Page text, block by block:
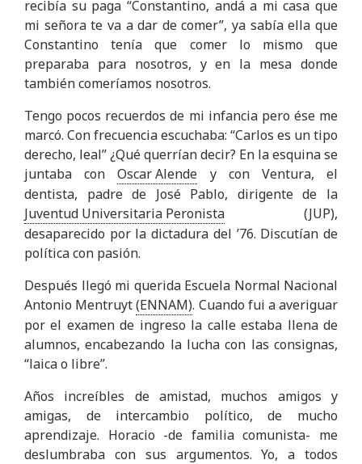
recibía su paga “Constantino, andá a mi casa que
mi señora te va a dar de comer”, ya sabía ella que
Constantino tenía que comer lo mismo que
preparaba para nosotros, y en la mesa donde
también comeríamos nosotros.
Tengo pocos recuerdos de mi infancia pero ése me
marcó. Con frecuencia escuchaba: “Carlos es un tipo
derecho, leal” ¿Qué querrían decir? En la esquina se
juntaba conOscar Alende y con Ventura, el
dentista, padre de José Pablo, dirigente de la
Juventud Universitaria Peronista (JUP),
desaparecido por la dictadura del ’76. Discutían de
política con pasión.
Después llegó mi querida Escuela Normal Nacional
Antonio Mentruyt(ENNAM). Cuando fui a averiguar
por el examen de ingreso la calle estaba llena de
alumnos, encabezando la lucha con las consignas,
“laica o libre”.
Años increíbles de amistad, muchos amigos y
amigas, de intercambio político, de mucho
aprendizaje. Horacio -de familia comunista- me
deslumbraba con sus argumentos. Yo, a todos